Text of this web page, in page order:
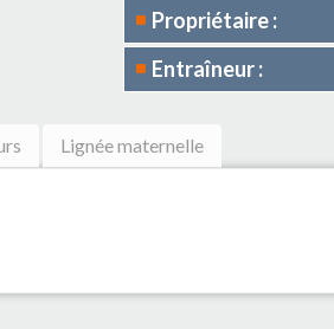
Propriétaire :
Entraîneur :
Lignée maternelle